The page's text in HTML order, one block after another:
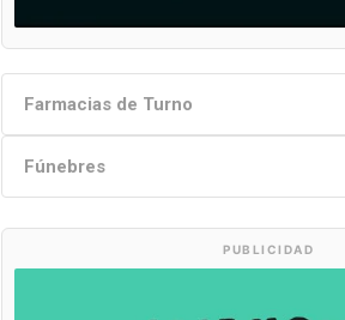
Farmacias de Turno
Fúnebres
PUBLICIDAD